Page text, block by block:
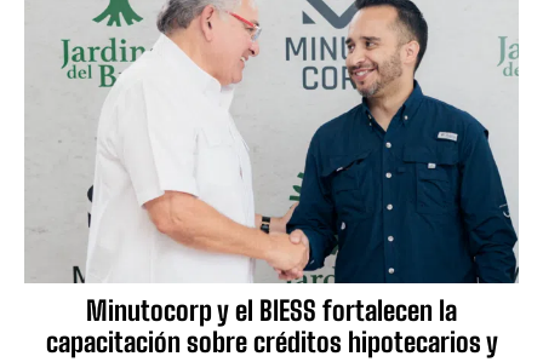
Minutocorp y el BIESS fortalecen la
capacitación sobre créditos hipotecarios y